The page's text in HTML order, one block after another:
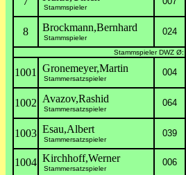
Stammspieler
8 Brockmann,Bernhard
Stammspieler
024
Stammspieler DWZ Ø:
1001 Gronemeyer,Martin
Stammersatzspieler
004
1002 Avazov,Rashid
Stammersatzspieler
064
1003 Esau,Albert
Stammersatzspieler
039
1004 Kirchhoff,Werner
Stammersatzspieler
006